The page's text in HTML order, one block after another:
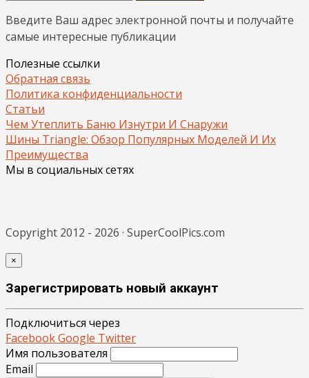
Введите Ваш адрес электронной почты и получайте
самые интересные публикации
Полезные ссылки
Обратная связь
Политика конфиденциальности
Статьи
Чем Утеплить Баню Изнутри И Снаружи
Шины Triangle: Обзор Популярных Моделей И Их
Преимущества
Мы в социальных сетях
Copyright 2012 - 2026 · SuperCoolPics.com
×
Зарегистрировать новый аккаунт
Подключиться через
FacebookGoogle Twitter
Имя пользователя
Email